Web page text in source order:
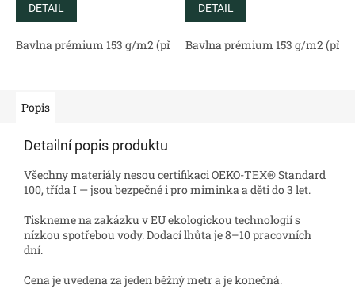
DETAIL
Bavlna prémium 153 g/m2 (přírodní) Bavlněný satén 130 g/
DETAIL
Bavlna prémium 153 g/m2
Popis
Detailní popis produktu
Všechny materiály nesou certifikaci OEKO-TEX® Standard
100, třída I — jsou bezpečné i pro miminka a děti do 3 let.
Tiskneme na zakázku v EU ekologickou technologií s
nízkou spotřebou vody. Dodací lhůta je 8–10 pracovních
dní.
Cena je uvedena za jeden běžný metr a je konečná.